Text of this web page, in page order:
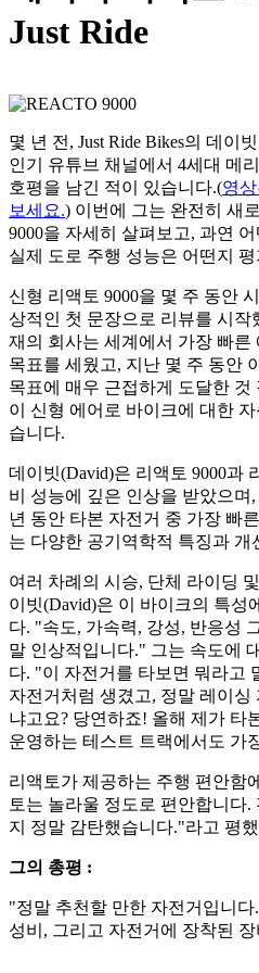
Just Ride
몇 년 전, Just Ride Bikes의 데이
인기 유튜브 채널에서 4세대 메
호평을 남긴 적이 있습니다.(영
보세요.) 이번에 그는 완전히 새
9000을 자세히 살펴보고, 과연
실제 도로 주행 성능은 어떤지
신형 리액토 9000을 몇 주 동안
상적인 첫 문장으로 리뷰를 시작
재의 회사는 세계에서 가장 빠
목표를 세웠고, 지난 몇 주 동안
목표에 매우 근접하게 도달한 것
이 신형 에어로 바이크에 대한
습니다.
데이빗(David)은 리액토 9000과
비 성능에 깊은 인상을 받았으며
년 동안 타본 자전거 중 가장 빠
는 다양한 공기역학적 특징과 개
여러 차례의 시승, 단체 라이딩
이빗(David)은 이 바이크의 특성
다. "속도, 가속력, 강성, 반응성
말 인상적입니다." 그는 속도에
다. "이 자전거를 타보면 뭐라고
자전거처럼 생겼고, 정말 레이
냐고요? 당연하죠! 올해 제가 타
운영하는 테스트 트랙에서도 가
리액토가 제공하는 주행 편안함
토는 놀라울 정도로 편안합니다
지 정말 감탄했습니다."라고 평
그의 총평 :
"정말 추천할 만한 자전거입니
성비, 그리고 자전거에 장착된